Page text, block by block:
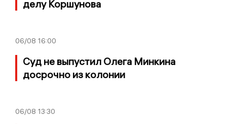
делу Коршунова
06/08 16:00
Суд не выпустил Олега Минкина
досрочно из колонии
06/08 13:30